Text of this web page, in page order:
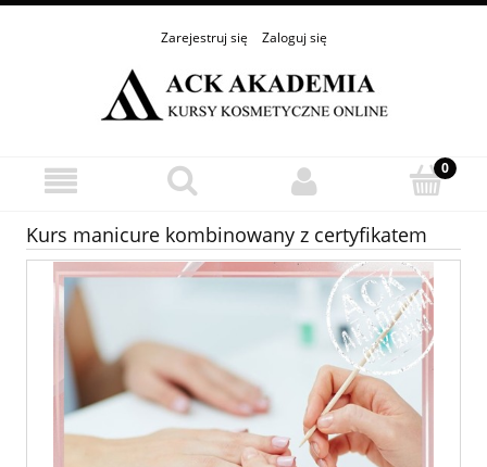
Zarejestruj się Zaloguj się
Kurs manicure kombinowany z certyfikatem